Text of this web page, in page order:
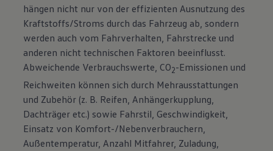
hängen nicht nur von der effizienten Ausnutzung des
Kraftstoffs/Stroms durch das Fahrzeug ab, sondern
werden auch vom Fahrverhalten, Fahrstrecke und
anderen nicht technischen Faktoren beeinflusst.
Abweichende Verbrauchswerte, CO2-Emissionen und
Reichweiten können sich durch Mehrausstattungen
und Zubehör (z. B. Reifen, Anhängerkupplung,
Dachträger etc.) sowie Fahrstil, Geschwindigkeit,
Einsatz von Komfort-/Nebenverbrauchern,
Außentemperatur, Anzahl Mitfahrer, Zuladung,